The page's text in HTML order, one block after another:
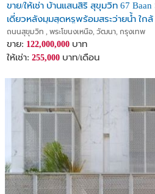
ขาย/ให้เช่า บ้านแสนสิริ สุขุมวิท 67
เดี่ยวหลังมุมสุดหรูพร้อมสระว่ายน้ำ ใก
ถนนสุขุมวิท , พระโขนงเหนือ, วัฒนา, กรุงเทพ
ขาย: 122,000,000 บาท
ให้เช่า: 255,000 บาท/เดือน